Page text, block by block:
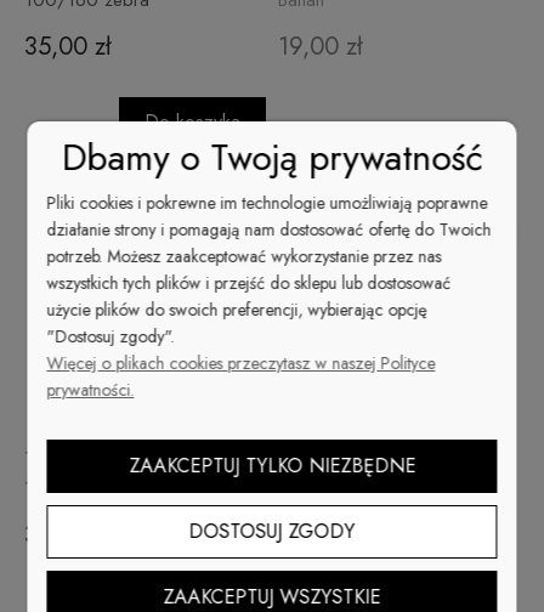
35,00 zł
Do koszyka
19,00 zł
10 szt. x Pilnik Angle Zebra
120 grit
30,00 zł
10 szt. x Pilnik Board 180/180
Zebra
29,00 zł
Dbamy o Twoją prywatność
Pliki cookies i pokrewne im technologie umożliwiają poprawne
działanie strony i pomagają nam dostosować ofertę do Twoich
potrzeb. Możesz zaakceptować wykorzystanie przez nas
wszystkich tych plików i przejść do sklepu lub dostosować
użycie plików do swoich preferencji, wybierając opcję
"Dostosuj zgody".
Więcej o plikach cookies przeczytasz w naszej Polityce
prywatności.
ZAAKCEPTUJ TYLKO NIEZBĘDNE
DOSTOSUJ ZGODY
ZAAKCEPTUJ WSZYSTKIE